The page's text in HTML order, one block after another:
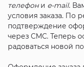
телефони e-mail.
условия заказа. По
подтверждение
через СМС. Теперь
радоваться новой